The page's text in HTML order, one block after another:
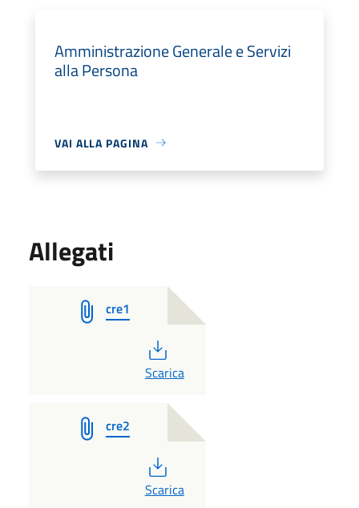
Amministrazione Generale e Servizi
alla Persona
VAI ALLA PAGINA
Allegati
cre1
PDF
Scarica
cre2
PDF
Scarica